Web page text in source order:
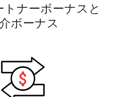
ナーボーナスと
ボーナス